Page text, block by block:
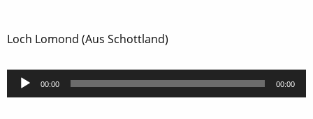
Loch Lomond (Aus Schottland)
Audio-
Player
00:00 00:00